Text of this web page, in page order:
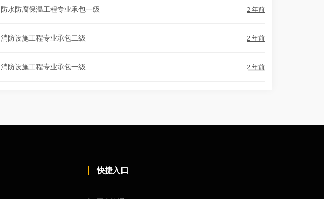
防水防腐保温工程专业承包一级 2 年前
消防设施工程专业承包二级 2 年前
消防设施工程专业承包一级 2 年前
快捷入口